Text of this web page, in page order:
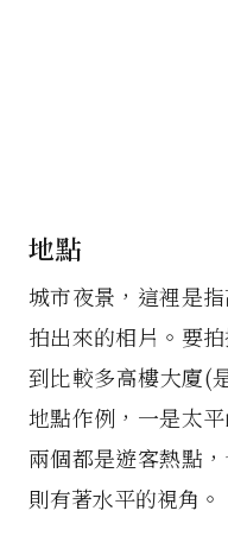
地點
城市夜景，這裡是
拍出來的相片。要
到比較多高樓大廈(
地點作例，一是太
兩個都是遊客熱點
則有著水平的視角。